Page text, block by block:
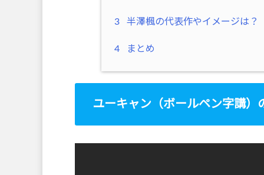
3 半澤楓の代表作やイメージは？
4 まとめ
ユーキャン（ボールペン字講）